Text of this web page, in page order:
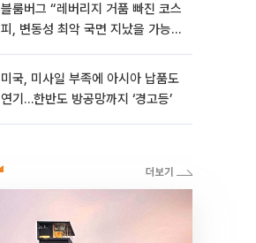
블룸버그 “레버리지 거품 빠진 코스
피, 변동성 최악 국면 지났을 가능
미국, 미사일 부족에 아시아 납품도
연기…한반도 방공망까지 ‘경고등’